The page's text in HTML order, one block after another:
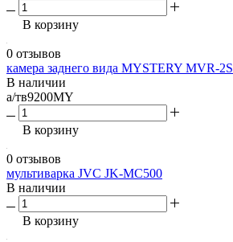
В корзину
0 отзывов
камера заднего вида MYSTERY MVR-2S
В наличии
а/тв9200MY
В корзину
0 отзывов
мультиварка JVC JK-MC500
В наличии
В корзину